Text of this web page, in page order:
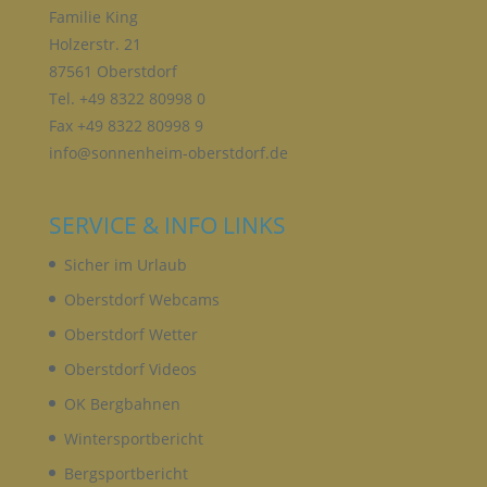
Familie King
Holzerstr. 21
87561 Oberstdorf
Tel. +49 8322 80998 0
Fax +49 8322 80998 9
info@sonnenheim-oberstdorf.de
SERVICE & INFO LINKS
Sicher im Urlaub
Oberstdorf Webcams
Oberstdorf Wetter
Oberstdorf Videos
OK Bergbahnen
Wintersportbericht
Bergsportbericht
Verwendung, die Offenlegung durch Übermittlung,
Verbreitung oder eine andere Form der
Bereitstellung, den Abgleich oder die Verknüpfung,
die Einschränkung, das Löschen oder die
Vernichtung.
D) EINSCHRÄNKUNG DER VERARBEITUNG
Einschränkung der Verarbeitung ist die Markierung
gespeicherter personenbezogener Daten mit dem
Verarbeitung personenbezogener Daten, die darin
verwendet werden, um bestimmte persönliche
beziehen, zu bewerten, insbesondere, um Aspekte